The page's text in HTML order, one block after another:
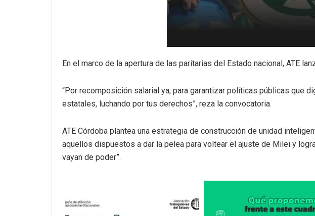
En el marco de la apertura de las paritarias del Estado nacional, ATE
“Por recomposición salarial ya, para garantizar políticas públicas que
estatales, luchando por tus derechos”, reza la convocatoria.
ATE Córdoba plantea una estrategia de construcción de unidad
aquellos dispuestos a dar la pelea para voltear el ajuste de Milei y
vayan de poder”.